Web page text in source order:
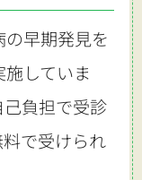
早期発見を
していま
負担で受診
で受けられ